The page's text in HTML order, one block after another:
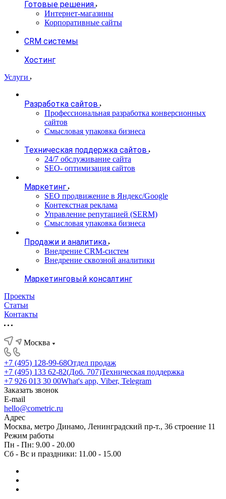
Готовые решения
Интернет-магазины
Корпоративные сайты
CRM системы
Хостинг
Услуги
Разработка сайтов
Профессиональная разработка конверсионных
сайтов
Смысловая упаковка бизнеса
Техническая поддержка сайтов
24/7 обслуживание сайта
SEO- оптимизация сайтов
Маркетинг
SEO продвижение в Яндекс/Google
Контекстная реклама
Управление репутацией (SERM)
Смысловая упаковка бизнеса
Продажи и аналитика
Внедрение CRM-систем
Внедрение сквозной аналитики
Маркетинговый консалтинг
Проекты
Статьи
Контакты
Москва
+7 (495) 128-99-68Отдел продаж
+7 (495) 133 62-82(Доб. 707)Техническая поддержка
+7 926 013 30 00What's app, Viber, Telegram
Заказать звонок
E-mail
hello@cometric.ru
Адрес
Москва, метро Динамо, Ленинградский пр-т., 36 строение 11
Режим работы
Пн - Пн: 9.00 - 20.00
Сб - Вс и праздники: 11.00 - 15.00